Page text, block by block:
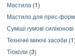
Мастила (1)
Мастило для прес-
Суміші гумові силіконові
Технічні миючі засоби (1)
Тіоколи (3)